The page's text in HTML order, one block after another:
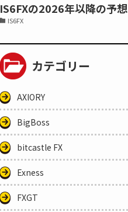
IS6FXの2026年以降の予想
IS6FX
カテゴリー
AXIORY
BigBoss
bitcastle FX
Exness
FXGT